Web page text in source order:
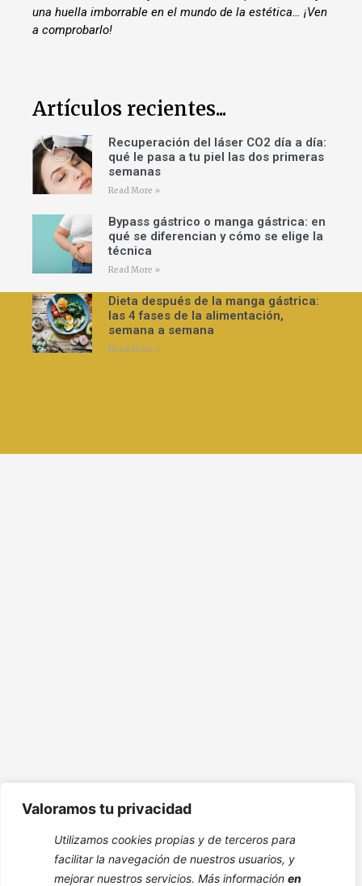
Valoramos tu privacidad
Utilizamos cookies propias y de terceros para
facilitar la navegación de nuestros usuarios, y
mejorar nuestros servicios. Más información en
una huella imborrable en el mundo de la estética… ¡Ven
a comprobarlo!
Artículos recientes...
Recuperación del láser CO2 día a día:
qué le pasa a tu piel las dos primeras
semanas
Read More »
Bypass gástrico o manga gástrica: en
qué se diferencian y cómo se elige la
técnica
Read More »
Dieta después de la manga gástrica:
las 4 fases de la alimentación,
semana a semana
Read More »